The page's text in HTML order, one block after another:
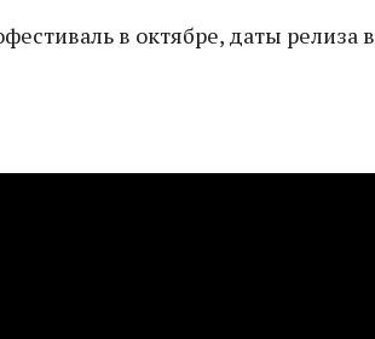
в октябре, даты релиза в